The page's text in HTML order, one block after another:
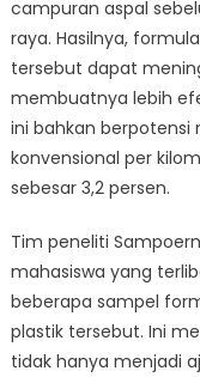
campuran aspal
raya. Hasilnya,
tersebut dapat
membuatnya lebih
ini bahkan berpotensi
konvensional per
sebesar 3,2 persen.
Tim peneliti
mahasiswa yang
beberapa sampel
plastik tersebut. Ini
tidak hanya menjadi